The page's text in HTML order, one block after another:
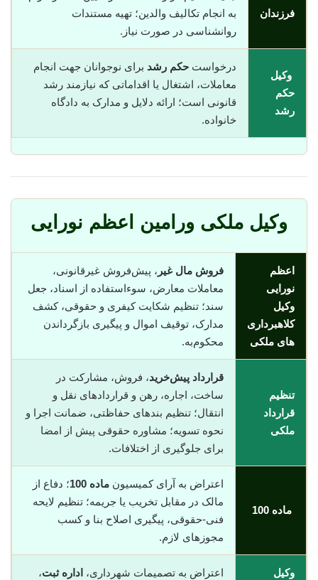
فرزندان
به انجام تکالیف والدین؛ تهیه مستندات
روانشناسی در صورت نیاز.
وکیل
حکم
رشد
درخواست حکم رشد برای نوجوانان جهت انجام
معاملات، اشتغال یا اقداماتی که نیازمند رشد
قانونی است؛ ارائه دلایل و مدارک به دادگاه
خانواده.
وکیل ملکی ورامین اعظم نورایی
اعظم
نورایی
وکیل
کلاهبرداری
های ملکی
فروش مال غیر ، پیش‌فروش غیرقانونی،
معاملات معارض، سوء‌استفاده از اسناد، جعل
سند؛ تنظیم شکایت کیفری و حقوقی، کشف
مدارک، توقیف اموال و پیگیری بازگرداندن
محکوم‌به.
تنظیم
قرارداد
ملکی
قرارداد پیش‌خرید، فروش، مشارکت در
ساخت، اجاره، رهن و قراردادهای نقل و
انتقال؛ تنظیم بندهای حفاظتی، ضمانت اجرا و
نحوه تسویه؛ مشاوره حقوقی پیش از امضا
برای جلوگیری از اختلافات.
ماده 100
اعتراض به آرای کمیسیون ماده 100
؛ دفاع از
مالک در مقابل تخریب یا جریمه؛ تنظیم لایحه
فنی-حقوقی، پیگیری اصلاح بنا و کسب
مجوزهای لازم.
وکیل
اعتراض به تصمیمات شهرداری، اداره ثبت،